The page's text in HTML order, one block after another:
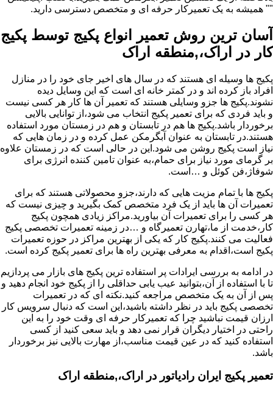
"" همیشه به یک تعمیرکار حرفه ای و متخصص دسترسی دارید.
آسان ترین روش تعمیر انواع پکیج توسط پکیج
کار در اراک،,منطقه اراک
پکیج ها وسیله ای هستند که در سال های اخیر جای خود را در منازل
افراد باز کرده اند و در کمتر خانه ای است که این وسایل دیده
نشوند.پکیج ها جزو وسایلی هستند که تعمیر آن ها کار هر کسی نیست
و باید فردی که برای تعمیر پکیج انتخاب می شود،از توانایی بالایی
برخوردار باشد.پکیج ها هم در تابستان و هم در زمستان مورد استفاده
هستند.در تابستان به عنوان آبگرمکن عمل کرده و در زمان هایی که
نیاز است پکیج روشن می شود.این در حالی است که در زمستان علاوه
بر گرمای مورد نیاز برای حمام،به عنوان تامین کننده انرژی برای
شوفاژ،فن کوئل و …است.
پکیج ها با تمام مزیت هایی که دارند،جزو محصولاتی هستند که برای
تعمیرات آن ها باید از یک فرد متخصص کمک بگیرید و چیزی نیست که
هر کسی را برای تعمیرات آن بیاورید.مراکز زیادی همچون پکیج
کار،خدمت از ما،تهارن تعمیرگاه و …در زمینه تعمیرات تخصصی پکیج
فعالیت می کنند.پکیج کار که یکی از بهترین مراکز در حوزه تعمیرات
پکیج است،اقدام به معرفی بهترین راه ها برای تعمیر پکیج کرده است.
در ادامه به بررسی ایرادات پر استفاده ترین پکیج های بازار می پردازیم
تا با استفاده از آن،بتوانید عیب یابی حداقلی را از پکیج خود انجام دهید و
پس از آن به یک متخصص مراجعه کنید.نکته ای که در تعمیرات
تخصصی پکیج باید در نظر داشته باشید،این است که دنبال سرویس کار
ارزان قیمت نباشید چرا که تعمیرکار حرفه ای وقت خود را به این
راحتی در اختیار دیگران قرار نمی دهد و باید سعی کنید از کسی
استفاده کنید که در عین قیمت مناسب،از مهارت بالایی نیز برخوردار
باشد.
تعمیر پکیج ایران رادیاتور در اراک،,منطقه اراک